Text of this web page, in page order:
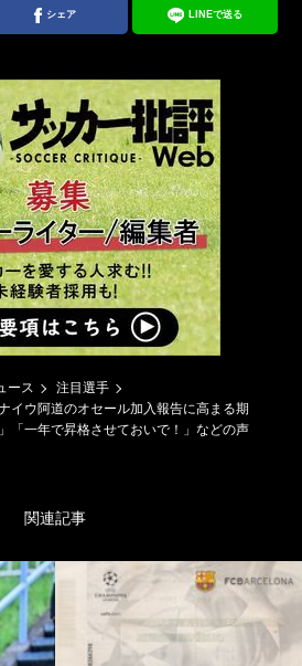
シェア LINEで送る
ース
注目選手
イウ阿道のオセール加入報告に高まる期
「一年で昇格させておいで！」などの声
関連記事